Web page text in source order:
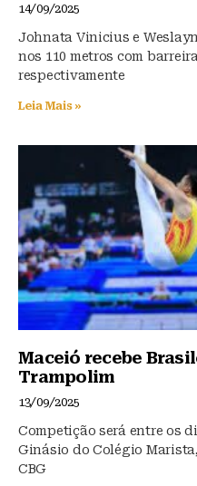
14/09/2025
Johnata Vinicius e
nos 110 metros com
respectivamente
Leia Mais »
Maceió recebe
Trampolim
13/09/2025
Competição será entre os
Ginásio do Colégio
CBG